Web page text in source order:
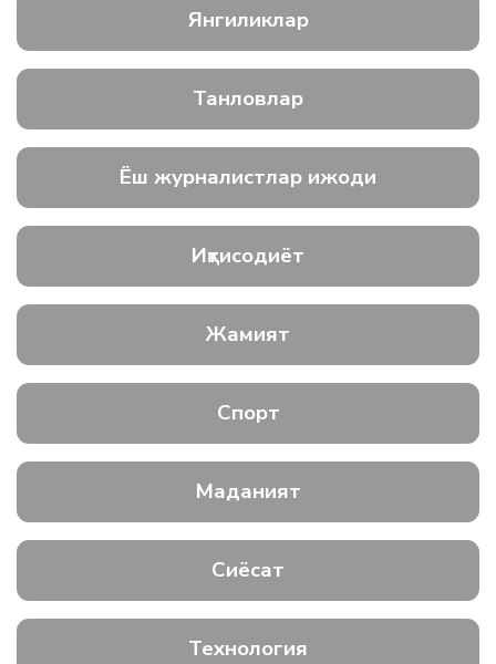
Янгиликлар
Танловлар
Ёш журналистлар ижоди
Иқтисодиёт
Жамият
Спорт
Маданият
Сиёсат
Технология